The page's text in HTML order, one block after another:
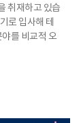
취재하고 있습
로 입사해 테
를 비교적 오